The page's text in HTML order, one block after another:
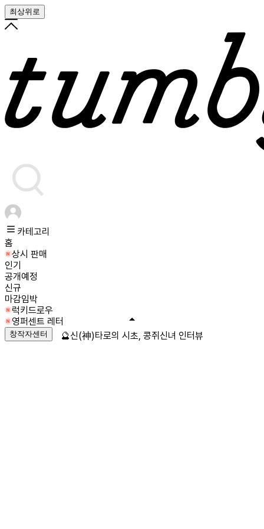
최상위로
카테고리
홈
상시 판매
인기
공개예정
신규
마감임박
럭키드로우
영퍼센트 레터
창작자센터 🔮신(神)타로의 시초, 콩쥐신녀 인터뷰